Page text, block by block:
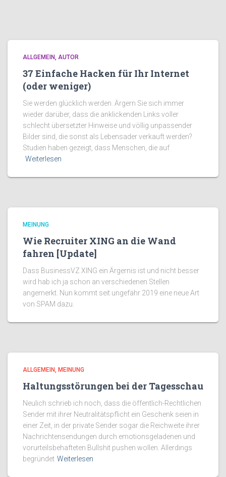
ALLGEMEIN AUTOR
37 Einfache Hacken für Ihr Internet
(oder weniger)
Sie werden glücklich werden. Ärgern Sie sich immer
wieder darüber, dass die anklickenden Links voller
schlecht übersetzter Hinweise und völlig unpassender
Bilder sind, die sonst als Lebensader verkauft werden?
Studien haben gezeigt, dass Menschen, die auf
Weiterlesen
MEINUNG
Wie Recruiter XING an die Wand
fahren [Update]
Dass BusinessVZ XING ein Ärgernis ist und nicht besser
wird hab ich ja schon an verschiedenen Stellen
angemerkt. Nun kommt seit ungefähr 2019 eine neue Art
von SPAM dazu.
ALLGEMEIN MEINUNG
Haltungsstörungen bei der Tagesschau
Neulich schrieb ich noch, dass die öffentlich-Rechtlichen
Sender mit ihrer Neutralitätspflicht ein Geschenk seien in
einer Zeit, in der private Sender sogar die Reichweite ihrer
Nachrichtensendungen durch emotionsgeladenen und
vorurteilsbehafteten Bullshit pushen wollen. Allerdings
begründet Weiterlesen